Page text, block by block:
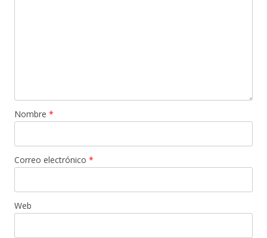
Nombre *
Correo electrónico *
Web